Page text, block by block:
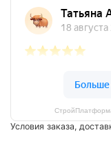
Условия заказа,